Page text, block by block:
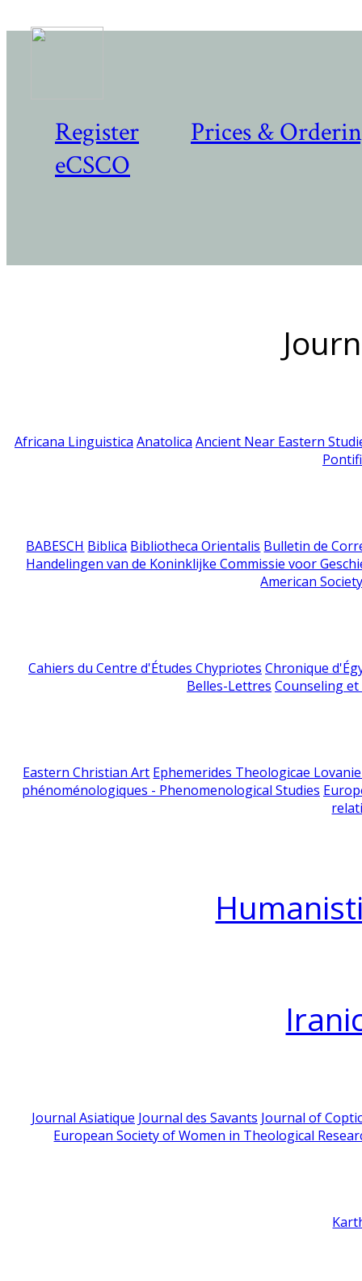
Register
Prices &
eCSCO
Africana Linguistica Anatolica Ancient Near Eastern
BABESCH Biblica Bibliotheca Orientalis Bulletin de
Handelingen van de Koninklijke Commissie voor
American
Cahiers du Centre d'Études Chypriotes Chronique
Belles-Lettres Counseling
Eastern Christian Art Ephemerides Theologicae
phénoménologiques - Phenomenological Studies
Journal Asiatique Journal des Savants Journal of
European Society of Women in Theological